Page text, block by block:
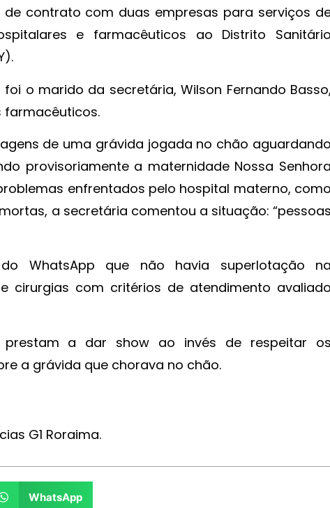
contrato com duas empresas para serviços
e farmacêuticos ao Distrito Sanitário
o marido da secretária, Wilson Fernando Basso,
farmacêuticos.
de uma grávida jogada no chão aguardando
provisoriamente a maternidade Nossa Senhora
enfrentados pelo hospital materno, como
a secretária comentou a situação: “pessoas
WhatsApp que não havia superlotação na
cirurgias com critérios de atendimento avaliado
a dar show ao invés de respeitar os
a grávida que chorava no chão.
G1 Roraima.
WhatsApp